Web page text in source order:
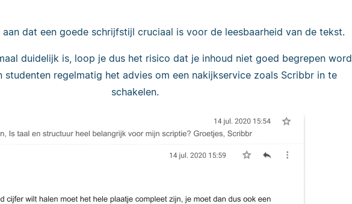
dat een goede schrijfstijl cruciaal is voor de leesbaarheid van de tekst.
duidelijk is, loop je dus het risico dat je inhoud niet goed begrepen
studenten regelmatig het advies om een nakijkservice zoals Scribbr in te
schakelen.